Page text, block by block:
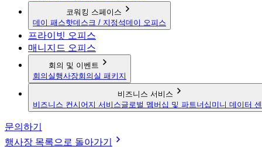
코워킹 스페이스
데이 패스핫데스크 / 지정석데이 오피스
프라이빗 오피스
매니지드 오피스
회의 및 이벤트
회의실행사장회의실 패키지
비즈니스 서비스
비즈니스 컨시어지 서비스글로벌 멤버십 및 파트너십 미니 데이터
문의하기
행사장 목록으로 돌아가기